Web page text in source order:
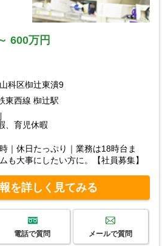
600万円
科区椥辻東潰9
東西線 椥辻駅
、育児休暇
｜休日たっぷり｜業務は18時台ま
も大事にしたい方に。【社員募集】
を詳しく見てみる
電話で質問 メールで質問